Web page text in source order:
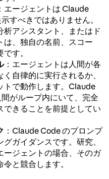
：エージェントは Claude
すべきではありません。
アシスタント、またはド
は、独自の名前、スコー
す。
：エージェントは人間が各
自律的に実行されるか、
トで動作します。Claude
がループ内にいて、完全
できることを前提としてい
：Claude Code のプロンプ
ガイダンスです。研究、
ージェントの場合、そのガ
と競合します。